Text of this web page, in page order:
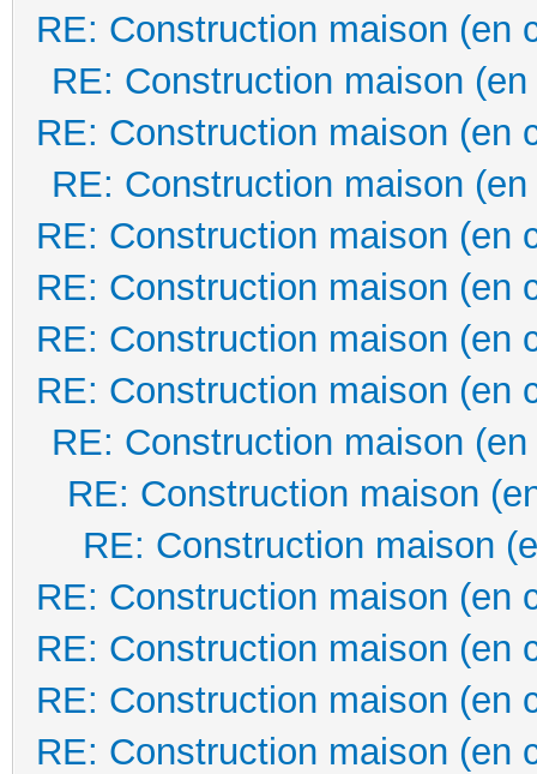
RE: Construction maison (en
RE: Construction maison
RE: Construction maison (en
RE: Construction maison
RE: Construction maison (en
RE: Construction maison (en
RE: Construction maison (en
RE: Construction maison (en
RE: Construction maison
RE: Construction maison
RE: Construction maison
RE: Construction maison (en
RE: Construction maison (en
RE: Construction maison (en
RE: Construction maison (en